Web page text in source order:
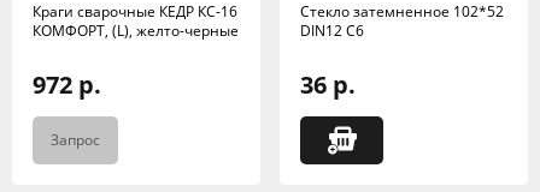
Краги сварочные КЕДР КС-16
КОМФОРТ, (L), желто-черные
972 р.
Запрос
Стекло затемненное 102*52
DIN12 C6
36 р.